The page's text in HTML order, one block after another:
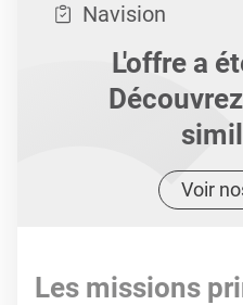
Navision
L'offre a
Voir
Les missions